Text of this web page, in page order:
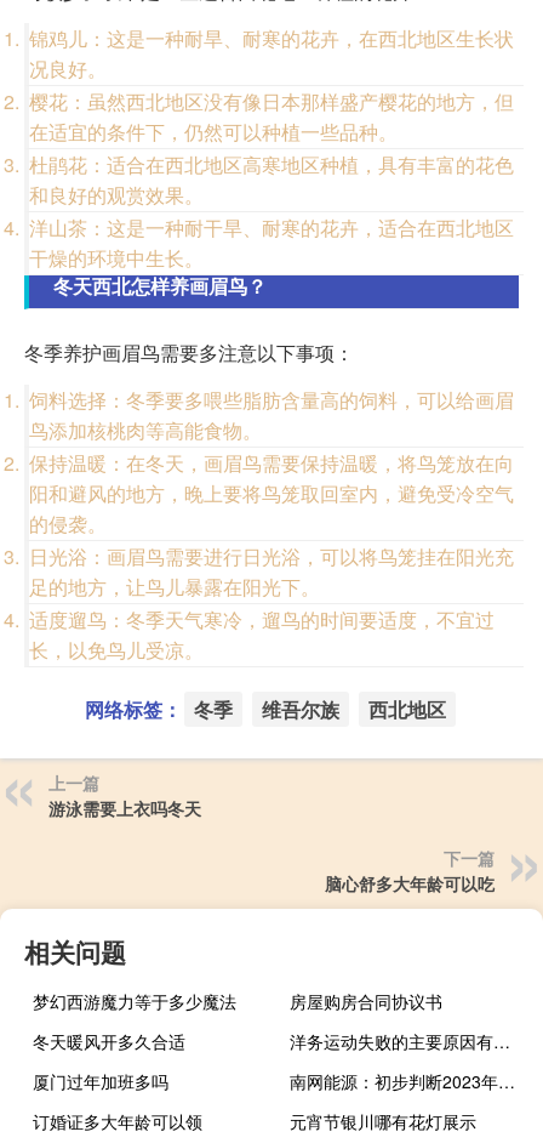
锦鸡儿：这是一种耐旱、耐寒的花卉，在西北地区生长状
况良好。
樱花：虽然西北地区没有像日本那样盛产樱花的地方，但
在适宜的条件下，仍然可以种植一些品种。
杜鹃花：适合在西北地区高寒地区种植，具有丰富的花色
和良好的观赏效果。
洋山茶：这是一种耐干旱、耐寒的花卉，适合在西北地区
干燥的环境中生长。
冬天西北怎样养画眉鸟？
冬季养护画眉鸟需要多注意以下事项：
饲料选择：冬季要多喂些脂肪含量高的饲料，可以给画眉
鸟添加核桃肉等高能食物。
保持温暖：在冬天，画眉鸟需要保持温暖，将鸟笼放在向
阳和避风的地方，晚上要将鸟笼取回室内，避免受冷空气
的侵袭。
日光浴：画眉鸟需要进行日光浴，可以将鸟笼挂在阳光充
足的地方，让鸟儿暴露在阳光下。
适度遛鸟：冬季天气寒冷，遛鸟的时间要适度，不宜过
长，以免鸟儿受凉。
网络标签： 冬季 维吾尔族 西北地区
上一篇
游泳需要上衣吗冬天
下一篇
脑心舒多大年龄可以吃
相关问题
梦幻西游魔力等于多少魔法
房屋购房合同协议书
冬天暖风开多久合适
洋务运动失败的主要原因有哪些（洋务运动失败的主要原因是什么）
厦门过年加班多吗
南网能源：初步判断2023年全年投产的分布式光伏项目装机容量增速不会低于去年
订婚证多大年龄可以领
元宵节银川哪有花灯展示